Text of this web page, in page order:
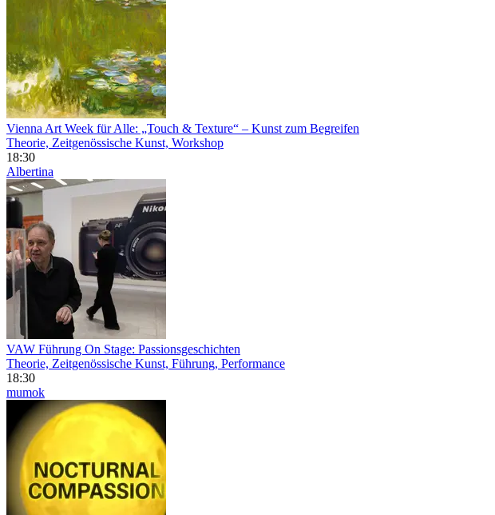
Vienna Art Week für Alle: „Touch & Texture“ – Kunst zum Begreifen
Theorie, Zeitgenössische Kunst, Workshop
18:30
Albertina
VAW Führung On Stage: Passionsgeschichten
Theorie, Zeitgenössische Kunst, Führung, Performance
18:30
mumok